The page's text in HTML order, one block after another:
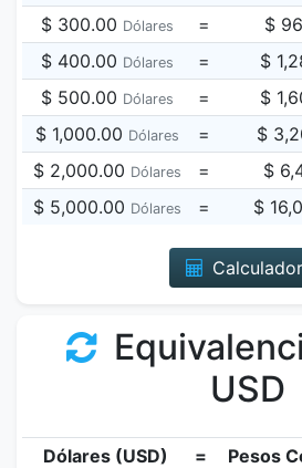
$ 300.00 Dólares = $
$ 400.00 Dólares = $
$ 500.00 Dólares = $
$ 1,000.00 Dólares = $
$ 2,000.00 Dólares = $
$ 5,000.00 Dólares = $
USD
Dólares (USD) =
Pesos